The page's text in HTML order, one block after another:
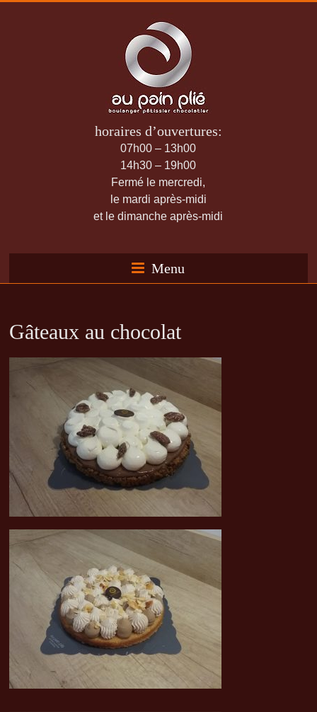
horaires d’ouvertures:
07h00 – 13h00
14h30 – 19h00
Fermé le mercredi,
le mardi après-midi
et le dimanche après-midi
Menu
Gâteaux au chocolat